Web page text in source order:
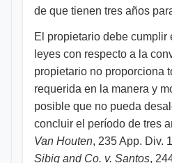
de que tienen tres años
El propietario debe cumplir
leyes con respecto a la
propietario no proporciona
requerida en la manera y
posible que no pueda
concluir el período de tres
Van Houten, 235 App. Div.
Sibig and Co. v. Santos,